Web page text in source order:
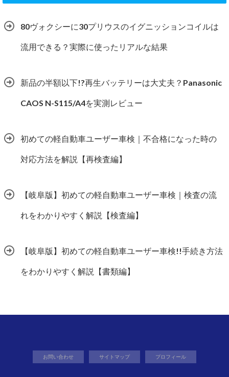
80ヴォクシーに30プリウスのイグニッションコイルは
流用できる？実際に使ったリアルな結果
新品の半額以下!?再生バッテリーは大丈夫？Panasonic
CAOS N-S115/A4を実測レビュー
初めての軽自動車ユーザー車検｜不合格になった時の
対応方法を解説【再検査編】
【岐阜版】初めての軽自動車ユーザー車検｜検査の流
れをわかりやすく解説【検査編】
【岐阜版】初めての軽自動車ユーザー車検!!手続き方法
をわかりやすく解説【書類編】
お問い合わせ サイトマップ プロフィール